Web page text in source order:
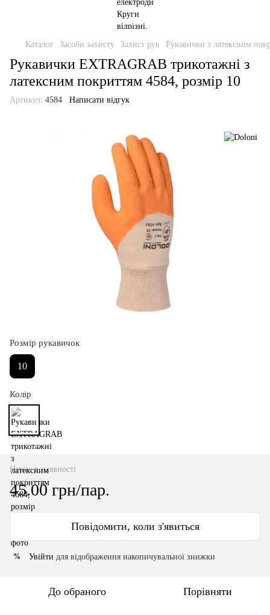
Каталог Засоби захисту Захист рук Рукавички з латексним
Рукавички EXTRAGRAB трикотажні з
латексним покриттям 4584, розмір 10
Артикул: 4584 Написати відгук
Розмір рукавичок
10
Колір
Немає в наявності
45.00 грн/пар.
Повідомити, коли з'явиться
% Увійти для відображення накопичувальної знижки
До обраного Порівняти